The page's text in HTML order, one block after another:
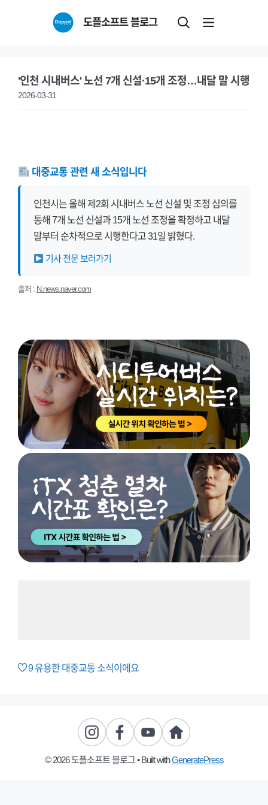
도플소프트 블로그
'인천 시내버스' 노선 7개 신설·15개 조정…내달 말 시행
2026-03-31
대중교통 관련 새 소식입니다
인천시는 올해 제2회 시내버스 노선 신설 및 조정 심의를
통해 7개 노선 신설과 15개 노선 조정을 확정하고 내달
말부터 순차적으로 시행한다고 31일 밝혔다.
기사 전문 보러가기
출처 : N.news.naver.com
9유용한 대중교통 소식이에요
© 2026 도플소프트 블로그• Built withGeneratePress